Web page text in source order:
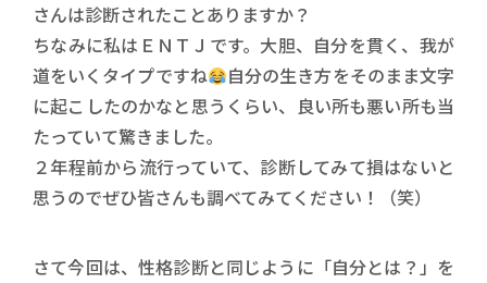
さんは診断されたことありますか？
ちなみに私はＥＮＴＪです。大胆、自分を貫く、我が
道をいくタイプですね
自分の生き方をそのまま文字
に起こしたのかなと思うくらい、良い所も悪い所も当
たっていて驚きました。
２年程前から流行っていて、診断してみて損はないと
思うのでぜひ皆さんも調べてみてください！（笑）
さて今回は、性格診断と同じように「自分とは？」を